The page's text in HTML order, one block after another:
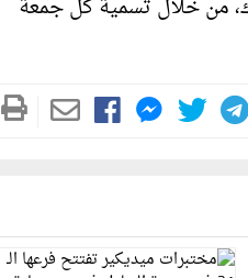
من خلال تسمية كل جمعة